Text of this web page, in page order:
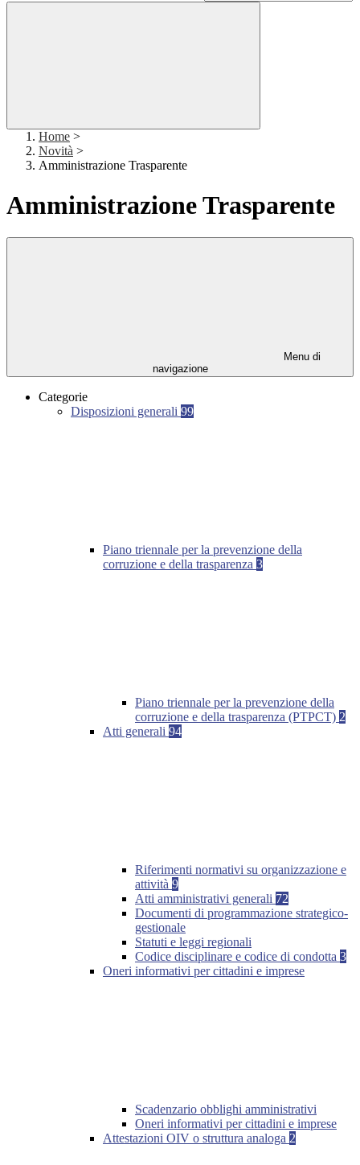
Home >
Novità >
Amministrazione Trasparente
Amministrazione Trasparente
Menu di
navigazione
Categorie
Disposizioni generali 99
Piano triennale per la prevenzione della
corruzione e della trasparenza 3
Piano triennale per la prevenzione della
corruzione e della trasparenza (PTPCT) 2
Atti generali 94
Riferimenti normativi su organizzazione e
attività 9
Atti amministrativi generali 72
Documenti di programmazione strategico-
gestionale
Statuti e leggi regionali
Codice disciplinare e codice di condotta 3
Oneri informativi per cittadini e imprese
Scadenzario obblighi amministrativi
Oneri informativi per cittadini e imprese
Attestazioni OIV o struttura analoga 2